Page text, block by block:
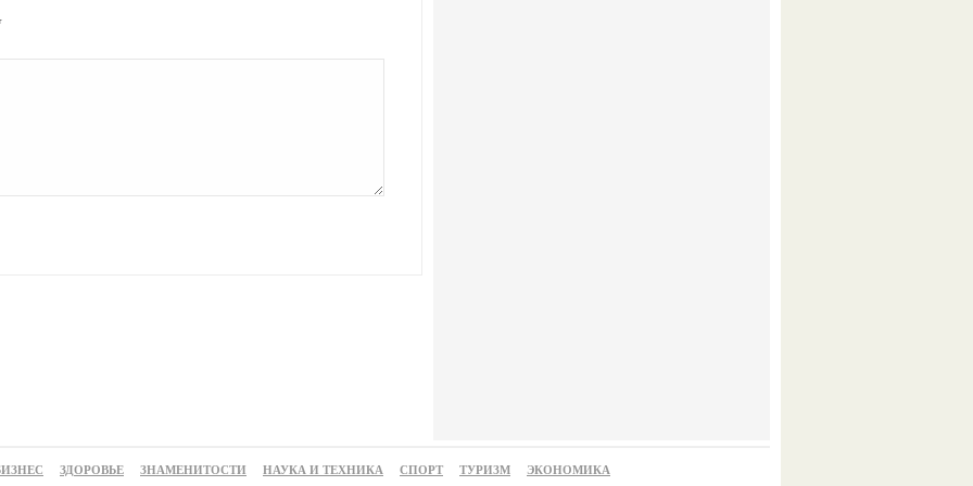
ЗДОРОВЬЕ ЗНАМЕНИТОСТИ НАУКА И ТЕХНИКА СПОРТ ТУРИЗМ ЭКОНОМИКА